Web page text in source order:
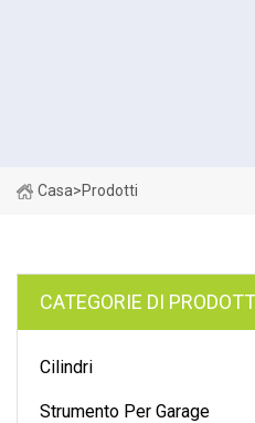
Casa>Prodotti
CATEGORIE DI
Cilindri
Strumento Per Garage